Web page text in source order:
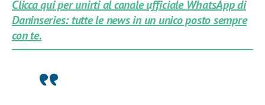
Clicca qui per unirti al canale ufficiale WhatsApp di
Daninseries: tutte le news in un unico posto sempre
con te.